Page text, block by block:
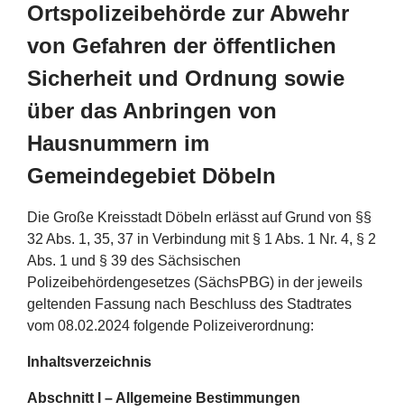
Ortspolizeibehörde zur Abwehr
von Gefahren der öffentlichen
Sicherheit und Ordnung sowie
über das Anbringen von
Hausnummern im
Gemeindegebiet Döbeln
Die Große Kreisstadt Döbeln erlässt auf Grund von §§
32 Abs. 1, 35, 37 in Verbindung mit § 1 Abs. 1 Nr. 4, § 2
Abs. 1 und § 39 des Sächsischen
Polizeibehördengesetzes (SächsPBG) in der jeweils
geltenden Fassung nach Beschluss des Stadtrates
vom 08.02.2024 folgende Polizeiverordnung:
Inhaltsverzeichnis
Abschnitt I – Allgemeine Bestimmungen